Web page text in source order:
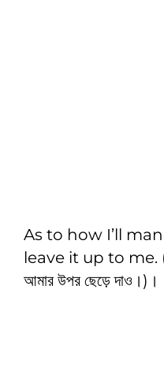
As to how I’ll
leave it up to me.
আমার উপর ছেড়ে দাও।)।